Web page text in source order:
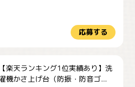
応募する
【楽天ランキング1位実績あり】洗
機かさ上げ台（防振・防音ゴ...